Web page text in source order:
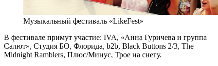
Музыкальный фестиваль «LikeFest»
В фестивале примут участие: IVA, «Анна Гуричева и группа
Салют», Студия БО, Флорида, b2b, Black Buttons 2/3, The
Midnight Ramblers, Плюс/Минус, Трое на снегу.